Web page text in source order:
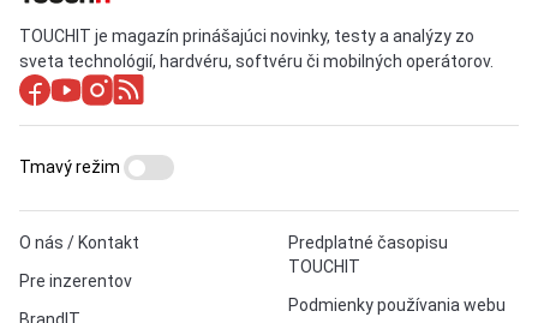
TOUCHIT je magazín prinášajúci novinky, testy a analýzy zo
sveta technológií, hardvéru, softvéru či mobilných operátorov.
O nás / Kontakt
Pre inzerentov
BrandIT
Predplatné časopisu
TOUCHIT
Podmienky používania webu
Tmavý režim